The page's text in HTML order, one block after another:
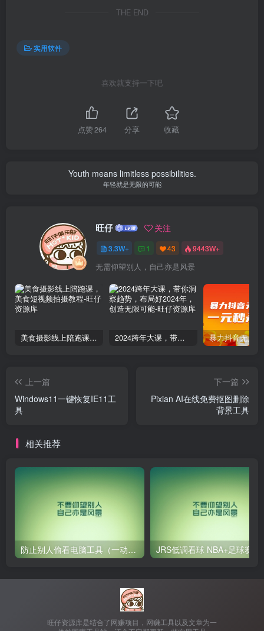
THE END
实用软件
喜欢就支持一下吧
点赞264 分享 收藏
Youth means limitless possibilities.
年轻就是无限的可能
旺仔 关注
3.3W+ 1 43 9443W+
无需仰望别人，自己亦是风景
美食摄影线上陪跑课，美食短视频拍摄教程 2024跨年大课，​带你洞察趋势，布局好2024年，创造无限可能
上一篇
Windows11一键恢复IE11工
具
下一篇
Pixian AI在线免费抠图删除
背景工具
相关推荐
防止别人偷看电脑工具（一动鼠标就锁屏）
旺仔资源库是结合了网赚项目，网赚工具以及文章为一